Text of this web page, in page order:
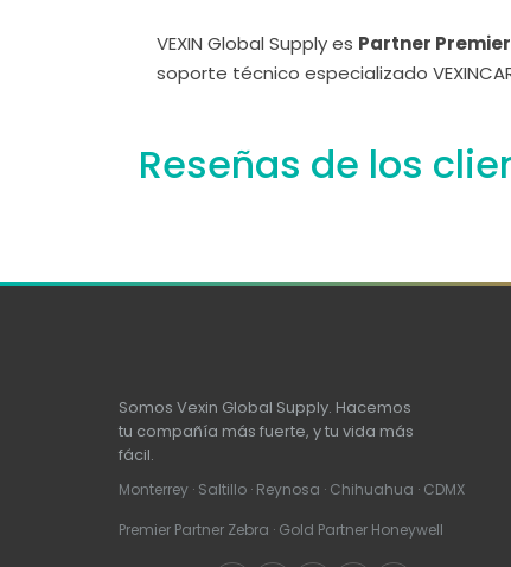
VEXIN Global Supply es Partner
soporte técnico especializado
Reseñas de los
Somos Vexin Global Supply. Hacemos
tu compañía más fuerte, y tu vida más
fácil.
Monterrey · Saltillo · Reynosa · Chihuahua · CDMX
Premier Partner Zebra · Gold Partner Honeywell